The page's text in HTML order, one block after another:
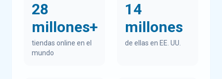
28
millones+
tiendas online en el
mundo
14
millones
de ellas en EE. UU.